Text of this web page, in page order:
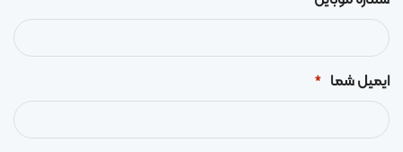
ایمیل شما *